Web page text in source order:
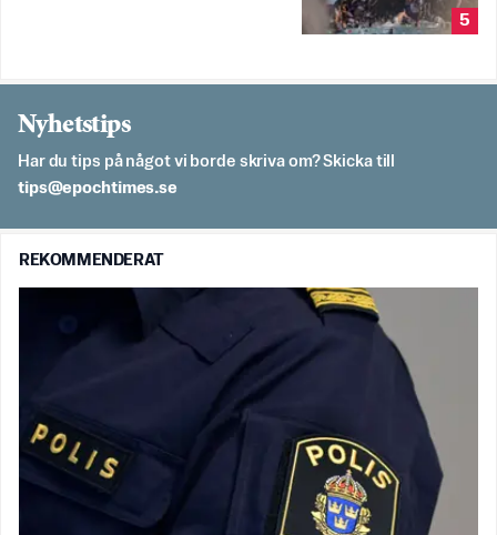
5
Nyhetstips
Har du tips på något vi borde skriva om? Skicka till
es.semithcope@spit
REKOMMENDERAT